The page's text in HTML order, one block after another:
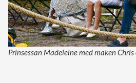
Prinsessan Madeleine med maken